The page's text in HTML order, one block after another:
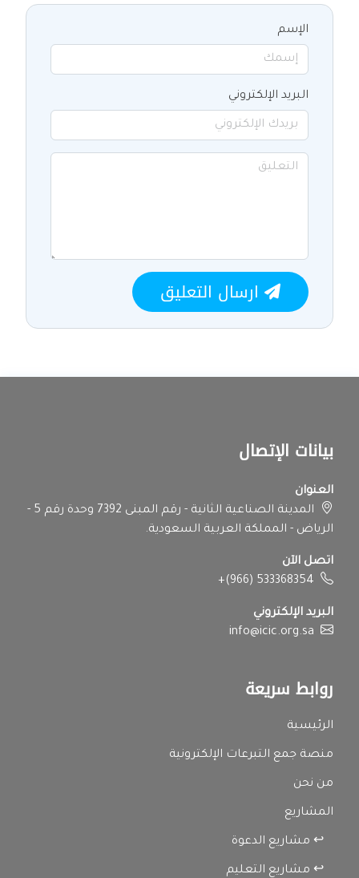
الإسم
البريد الإلكتروني
ارسال التعليق
بيانات الإتصال
العنوان
المدينة الصناعية الثانية - رقم المبنى 7392 وحدة رقم 5 -
الرياض - المملكة العربية السعودية.
اتصل الآن
+(966) 533368354
البريد الإلكتروني
info@icic.org.sa
روابط سريعة
الرئيسية
منصة جمع التبرعات الإلكترونية
من نحن
المشاريع
↩ مشاريع الدعوة
↩ مشاريع التعليم